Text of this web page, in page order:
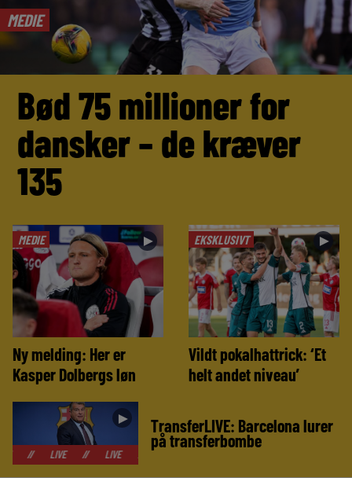
MEDIE
Bød 75 millioner for
dansker – de kræver
135
MEDIE ►
Ny melding: Her er
Kasper Dolbergs løn
EKSKLUSIVT ►
Vildt pokalhattrick: ‘Et
helt andet niveau’
►
LIVE // LIVE // LIVE
TransferLIVE: Barcelona lurer
på transferbombe